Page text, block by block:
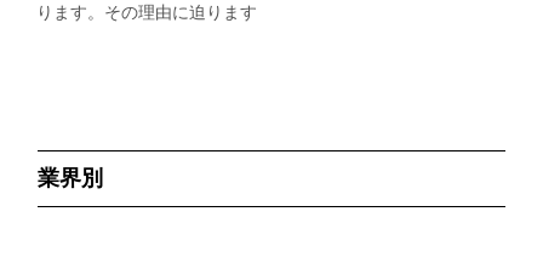
ります。その理由に迫ります
業界別